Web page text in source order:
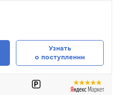
Узнать
о поступлении